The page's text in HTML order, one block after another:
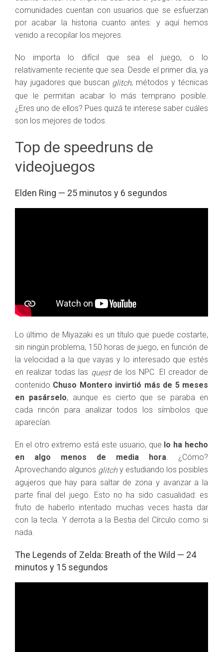
comunidades cuentan con usuarios que se esfuerzan
por acabar la historia cuanto antes: y aquí hemos
venido a recopilar los mejores.
No importa lo difícil que sea el juego, o lo
relativamente reciente que sea. Desde el primer día, ya
hay jugadores que buscan glitch, métodos y técnicas
que le permitan acabar lo más temprano posible.
¿Eres uno de ellos? Pues quizá te interese saber cuáles
son los mejores de todos.
Top de speedruns de
videojuegos
Elden Ring — 25 minutos y 6 segundos
Lo último de Miyazaki es un título que puede costarte,
sin ningún problema, 150 horas de juego, en función de
la velocidad a la que vayas y lo interesado que estés
en realizar todas las questde los NPC. El creador de
contenido Chuso Montero invirtió más de 5 meses
en pasárselo, aunque es cierto que se paraba en
cada rincón para analizar todos los símbolos que
aparecían.
En el otro extremo está este usuario, que lo ha hecho
en algo menos de media hora. ¿Cómo?
Aprovechando algunos glitchy estudiando los posibles
agujeros que hay para saltar de zona y avanzar a la
parte final del juego. Esto no ha sido casualidad: es
fruto de haberlo intentado muchas veces hasta dar
con la tecla. Y derrota a la Bestia del Círculo como si
nada.
The Legends of Zelda: Breath of the Wild — 24
minutos y 15 segundos